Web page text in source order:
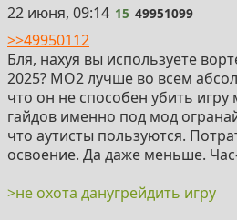
15
22 июня, 09:14 15 49951099
>>49950112
Бля, нахуя вы используете
2025? МО2 лучше во всем
что он не способен убить
гайдов именно под мод
что аутисты пользуются.
освоение. Да даже меньше.
>не охота данугрейдить игру